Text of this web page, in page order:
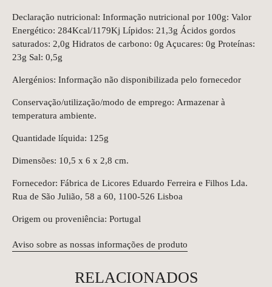
Declaração nutricional: Informação nutricional por 100g: Valor
Energético: 284Kcal/1179Kj Lípidos: 21,3g Ácidos gordos
saturados: 2,0g Hidratos de carbono: 0g Açucares: 0g Proteínas:
23g Sal: 0,5g
Alergénios: Informação não disponibilizada pelo fornecedor
Conservação/utilização/modo de emprego: Armazenar à
temperatura ambiente.
Quantidade líquida: 125g
Dimensões: 10,5 x 6 x 2,8 cm.
Fornecedor: Fábrica de Licores Eduardo Ferreira e Filhos Lda.
Rua de São Julião, 58 a 60, 1100-526 Lisboa
Origem ou proveniência: Portugal
Aviso sobre as nossas informações de produto
RELACIONADOS